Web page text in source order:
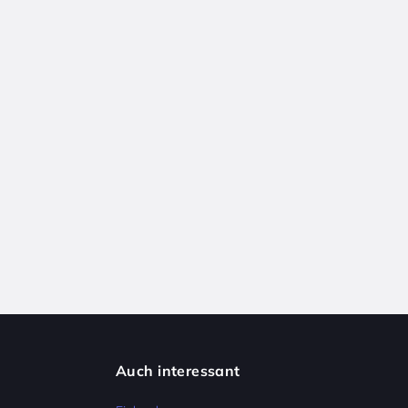
Auch interessant